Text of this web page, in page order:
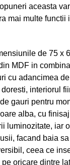
aceasta
mai multe functii
de 75 x
MDF in
cu adancimea
interiorul
gauri pentru
alba, cu
luminozitate, iar
facand baia
ceea ce
oricare dintre